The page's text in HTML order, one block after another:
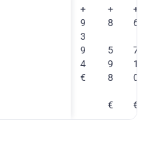
+
9
3
9
4
€
+
8
5
9
8
€
+
6
7
1
0
€